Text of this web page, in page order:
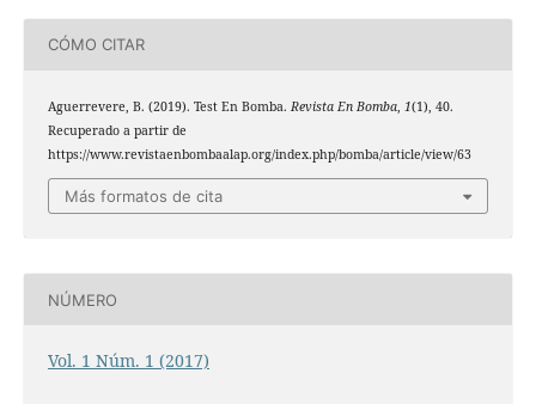
CÓMO CITAR
Aguerrevere, B. (2019). Test En Bomba. Revista En Bomba, 1(1), 40.
Recuperado a partir de
https://www.revistaenbombaalap.org/index.php/bomba/article/view/63
Más formatos de cita
NÚMERO
Vol. 1 Núm. 1 (2017)